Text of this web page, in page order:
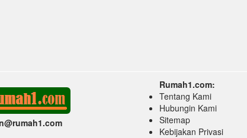
.com
Rumah1.com:
Tentang Kami
Hubungin Kami
Sitemap
Kebijakan Privasi